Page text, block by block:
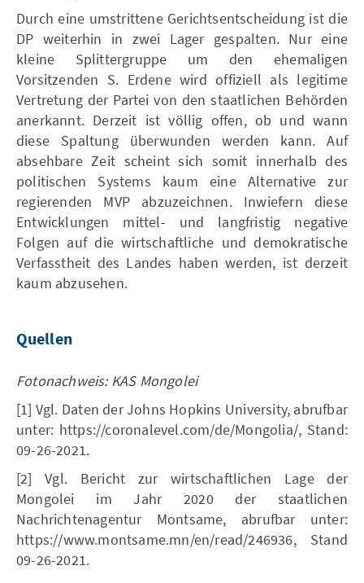
Durch eine umstrittene Gerichtsentscheidung ist die
DP weiterhin in zwei Lager gespalten. Nur eine
kleine Splittergruppe um den ehemaligen
Vorsitzenden S. Erdene wird offiziell als legitime
Vertretung der Partei von den staatlichen Behörden
anerkannt. Derzeit ist völlig offen, ob und wann
diese Spaltung überwunden werden kann. Auf
absehbare Zeit scheint sich somit innerhalb des
politischen Systems kaum eine Alternative zur
regierenden MVP abzuzeichnen. Inwiefern diese
Entwicklungen mittel- und langfristig negative
Folgen auf die wirtschaftliche und demokratische
Verfasstheit des Landes haben werden, ist derzeit
kaum abzusehen.
Quellen
Fotonachweis: KAS Mongolei
[1] Vgl. Daten der Johns Hopkins University, abrufbar
unter: https://coronalevel.com/de/Mongolia/, Stand:
09-26-2021.
[2] Vgl. Bericht zur wirtschaftlichen Lage der
Mongolei im Jahr 2020 der staatlichen
Nachrichtenagentur Montsame, abrufbar unter:
https://www.montsame.mn/en/read/246936, Stand
09-26-2021.